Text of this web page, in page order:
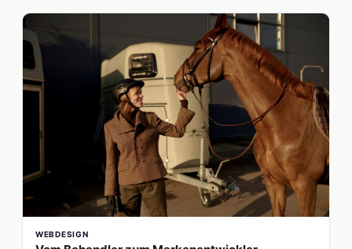
WEBDESIGN